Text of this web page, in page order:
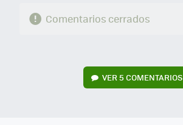
Comentarios cerrados
VER 5 COMENTARIOS